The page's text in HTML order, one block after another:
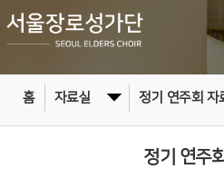
홈 자료실 정기 연주회 자
정기 연주